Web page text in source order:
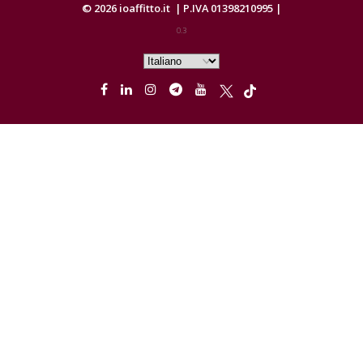
© 2026 ioaffitto.it | P.IVA 01398210995 |
0.3